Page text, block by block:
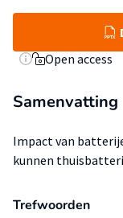
Open access
Samenvatting
Impact van
kunnen
Trefwoorden